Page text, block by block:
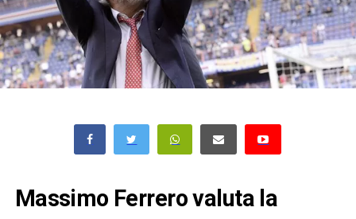
Massimo Ferrero valuta la